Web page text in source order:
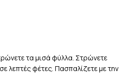
τα μισά φύλλα. Στρώνετε
λεπτές φέτες. Πασπαλίζετε με την